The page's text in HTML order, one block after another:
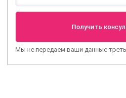
Мы не передаем ваши данные